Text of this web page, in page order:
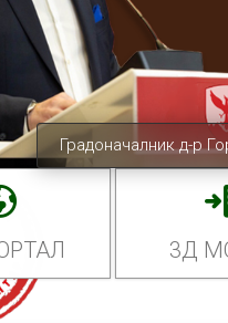
Градоначалник д-р
3Д